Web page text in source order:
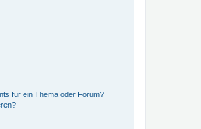
für ein Thema oder Forum?